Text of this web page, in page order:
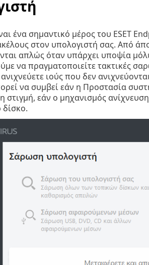
ένα σημαντικό μέρος του ESET
στον υπολογιστή σας. Από
απλώς όταν υπάρχει υποψία
να πραγματοποιείτε τακτικές
ιούς που δεν
να συμβεί εάν η Προστασία
στιγμή, εάν ο μηχανισμός